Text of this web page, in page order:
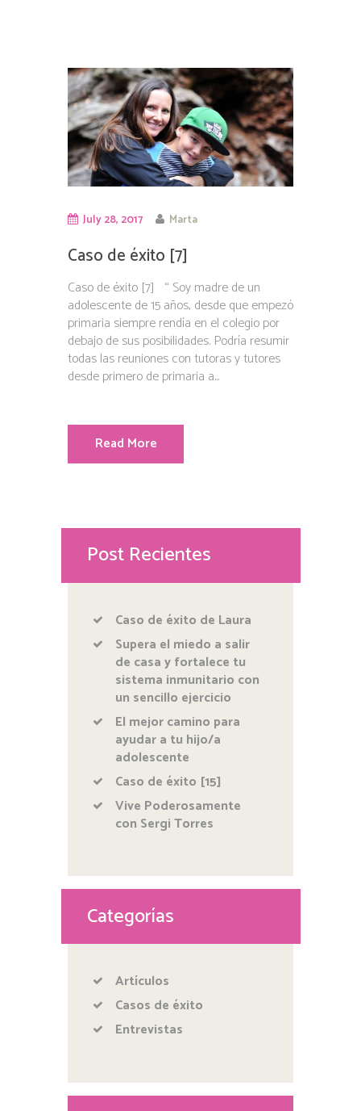
July 28, 2017 Marta
Caso de éxito [7]
Caso de éxito [7] “ Soy madre de un
adolescente de 15 años, desde que empezó
primaria siempre rendía en el colegio por
debajo de sus posibilidades. Podría resumir
todas las reuniones con tutoras y tutores
desde primero de primaria a...
Read More
Post Recientes
Caso de éxito de Laura
Supera el miedo a salir
de casa y fortalece tu
sistema inmunitario con
un sencillo ejercicio
El mejor camino para
ayudar a tu hijo/a
adolescente
Caso de éxito [15]
Vive Poderosamente
con Sergi Torres
Categorías
Artículos
Casos de éxito
Entrevistas